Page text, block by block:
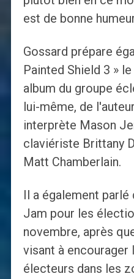
est de bonne
Gossard prépare
Painted Shield 3 »
album du groupe
lui-même, de
interprète Mason
claviériste Brittany
Matt Chamberlain.
Il a également
Jam pour les
novembre, après
visant à
électeurs dans les